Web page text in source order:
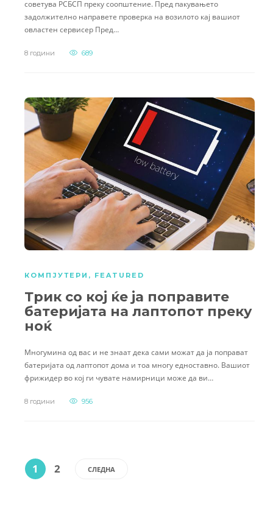
советува РСБСП преку соопштение. Пред пакувањето
задолжително направете проверка на возилото кај вашиот
овластен сервисер Пред…
8 години 689
КОМПЈУТЕРИ , FEATURED
Трик со кој ќе ја поправите
батеријата на лаптопот преку
ноќ
Многумина од вас и не знаат дека сами можат да ја поправат
батеријата од лаптопот дома и тоа многу едноставно. Вашиот
фрижидер во кој ги чувате намирници може да ви…
8 години 956
1 2 СЛЕДНА